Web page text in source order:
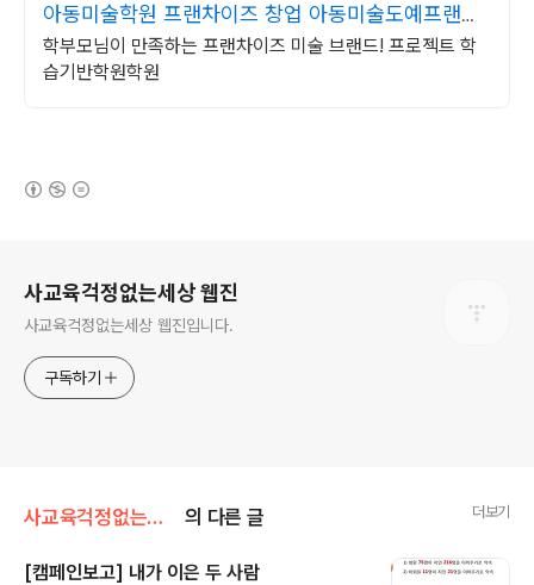
아동미술학원 프랜차이즈 창업 아동미술도예프랜차
이즈비끄아트
학부모님이 만족하는 프랜차이즈 미술 브랜드! 프로젝트 학
습기반학원학원
사교육걱정없는세상 웹진
사교육걱정없는세상 웹진입니다.
구독하기
사교육걱정없는세상/[삼각지통신]사무실얘기 의 다른 글 더보기
[캠페인보고] 내가 이은 두 사람